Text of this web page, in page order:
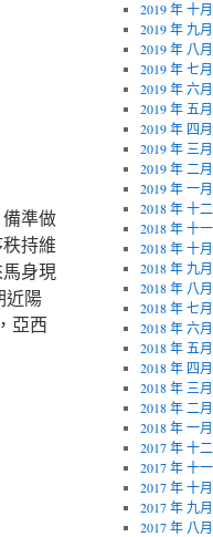
準做
持維
身現
近陽
亞西
2019 年 十月
2019 年 九月
2019 年 八月
2019 年 七月
2019 年 六月
2019 年 五月
2019 年 四月
2019 年 三月
2019 年 二月
2019 年 一月
2018 年 十
2018 年 十
2018 年 十月
2018 年 九月
2018 年 八月
2018 年 七月
2018 年 六月
2018 年 五月
2018 年 四月
2018 年 三月
2018 年 二月
2018 年 一月
2017 年 十
2017 年 十
2017 年 十月
2017 年 九月
2017 年 八月